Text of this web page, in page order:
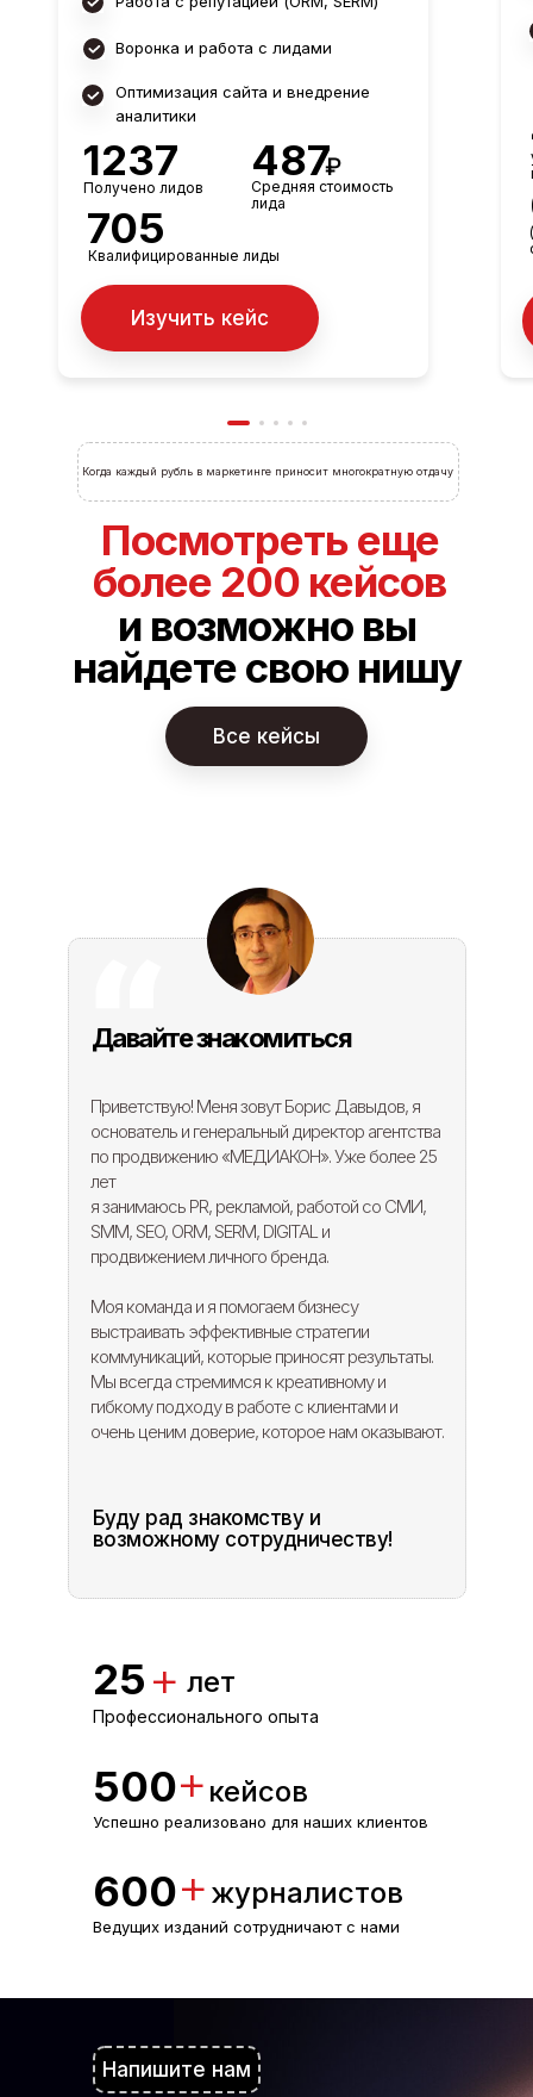
Получено лидов
1237
Средняя стоимость
лида
487
Квалифицированные лиды
705
Изучить кейс
₽
Оптимизация сайта и внедрение
аналитики
Воронка и работа с лидами
1 000
Изучить кейс
150 %
Стоимость
заявки
и возможно вы
найдете свою нишу
Посмотреть еще
более 200 кейсов
Когда каждый рубль в маркетинге приносит многократную отдачу
Все кейсы
25+ лет
кейсов
журналистов
+
600
Профессионального опыта
+
500
Успешно реализовано для наших клиентов
Ведущих изданий сотрудничают с нами
Давайте знакомиться
Приветствую! Меня зовут Борис Давыдов, я
основатель и генеральный директор агентства
по продвижению «МЕДИАКОН». Уже более 25
лет
я занимаюсь PR, рекламой, работой со СМИ,
SMM, SEO, ORM, SERM, DIGITAL и
продвижением личного бренда.
Моя команда и я помогаем бизнесу
выстраивать эффективные стратегии
коммуникаций, которые приносят результаты.
Мы всегда стремимся к креативному и
гибкому подходу в работе с клиентами и
очень ценим доверие, которое нам оказывают.
Буду рад знакомству и
возможному сотрудничеству!
Напишите нам
+7 (499) 322-36-06
info@pr-mediacon.ru